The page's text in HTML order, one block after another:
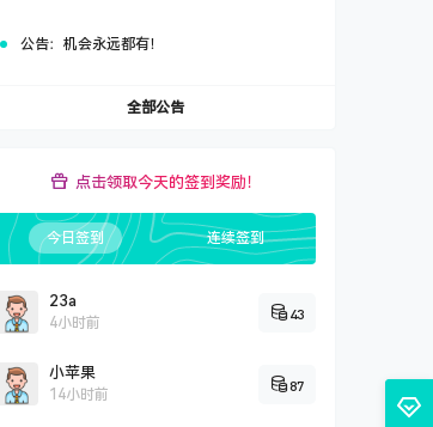
公告： 机会永远都有！
全部公告
点击领取今天的签到奖励！
今日签到 连续签到
23a
4小时前
43
小苹果
14小时前
87